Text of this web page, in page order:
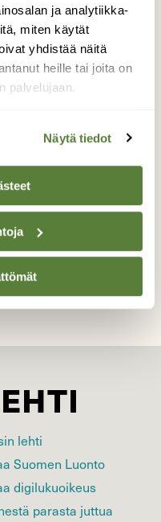
ja analytiikka-
miten käytät
yhdistää näitä
heille tai joita on
palvelujaan.
Näytä tiedot
jälkeen.
Mäkelä
lehti
Suomen Luonto
digilukuoikeus
parasta juttua